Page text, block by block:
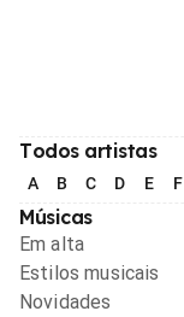
Todos artistas
A B C D E F
Músicas
Em alta
Estilos musicais
Novidades